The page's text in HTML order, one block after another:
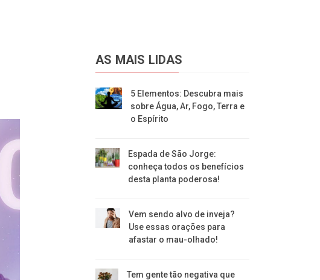
AS MAIS LIDAS
5 Elementos: Descubra mais
sobre Água, Ar, Fogo, Terra e
o Espírito
Espada de São Jorge:
conheça todos os benefícios
desta planta poderosa!
Vem sendo alvo de inveja?
Use essas orações para
afastar o mau-olhado!
Tem gente tão negativa que